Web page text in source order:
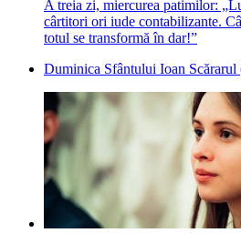
A treia zi, miercurea patimilor:
cârtitori ori iude contabilizante.
totul se transformă în dar!”
Duminica Sfântului Ioan Scărarul